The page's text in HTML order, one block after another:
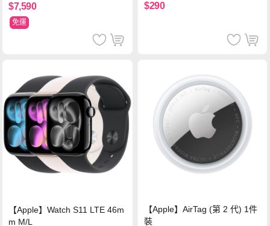
$7,590
免運
$290
【Apple】Watch S11 LTE 46m
m M/L
【Apple】AirTag (第 2 代) 1件
裝